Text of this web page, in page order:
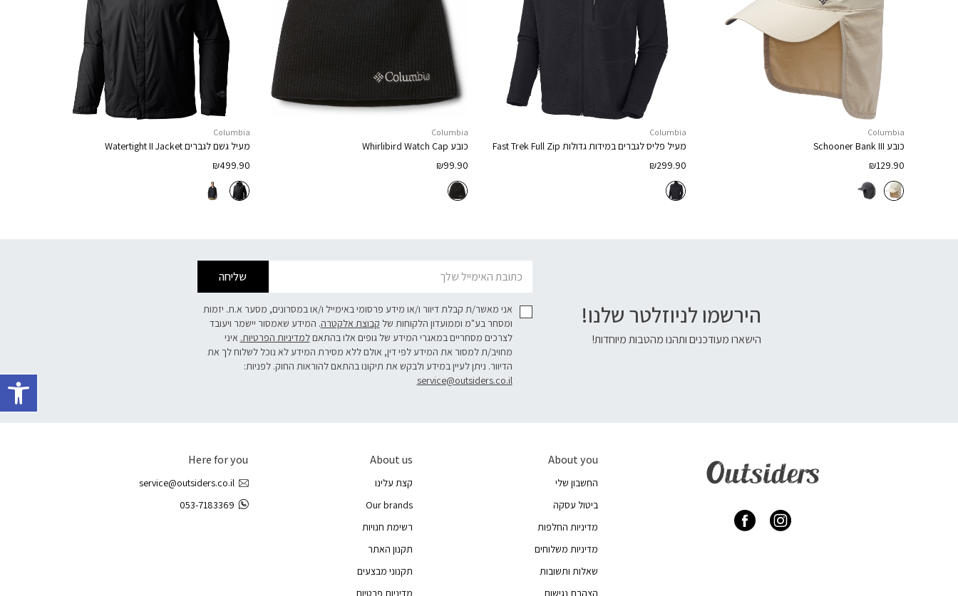
Columbia
כובע Schooner Bank III
₪129.90
Columbia
מעיל פליס לגברים במידות גדולות Fast Trek Full Zip
₪299.90
Columbia
כובע Whirlibird Watch Cap
₪99.90
Columbia
מעיל גשם לגבריםWatertight II Jacket
₪499.90
הירשמו לניוזלטר שלנו!
הישארו מעודכנים ותהנו מהטבות מיוחדות!
שליחה
אני מאשר/ת קבלת דיוור ו/או מידע פרסומי באימייל ו/או במסרונים, מסער א.ת. יזמות
ומסחר בע"מ וממועדון הלקוחות של קבוצת אלקטרה. המידע שאמסור יישמר ויעובד
לצרכים מסחריים במאגרי המידע של גופים אלו בהתאםלמדיניות הפרטיות. איני
מחויב/ת למסור את המידע לפי דין, אולם ללא מסירת המידע לא נוכל לשלוח לך את
הדיוור. ניתן לעיין במידע ולבקש את תיקונו בהתאם להוראות החוק. לפניות:
service@outsiders.co.il
About you
החשבון שלי
ביטול עסקה
מדיניות החלפות
מדיניות משלוחים
שאלות ותשובות
הצהרת נגישות
About us
קצת עלינו
Our brands
רשימת חנויות
תקנון האתר
תקנוני מבצעים
מדיניות פרטיות
Here for you
service@outsiders.co.il
053-7183369